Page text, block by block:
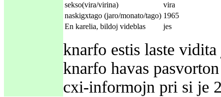
sekso(vira/virina)
vira
naskigxtago (jaro/monato/tago) 1965
En karelia, bildoj videblas
jes
knarfo estis laste
knarfo havas
cxi-informojn pri si je